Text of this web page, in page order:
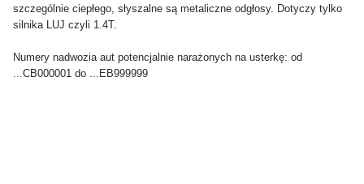
szczególnie ciepłego, słyszalne są metaliczne odgłosy. Dotyczy tylko
silnika LUJ czyli 1.4T.
Numery nadwozia aut potencjalnie narażonych na usterkę: od
...CB000001 do ...EB999999